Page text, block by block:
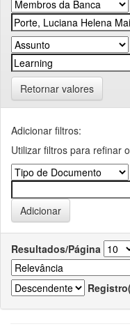
Retornar valores
Adicionar filtros:
Utilizar filtros para refinar
Resultados/Página